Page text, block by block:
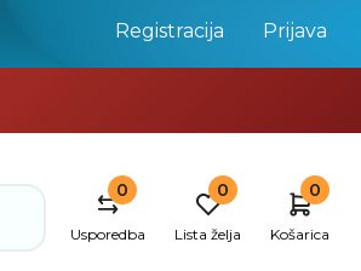
Registracija Prijava
0
Usporedba
0
Lista želja
0
Košarica